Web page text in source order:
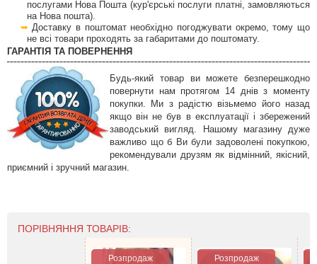
послугами Нова Пошта (кур'єрські послуги платні, замовляються
на Нова пошта).
Доставку в поштомат необхідно погоджувати окремо, тому що
не всі товари проходять за габаритами до поштомату.
ГАРАНТІЯ ТА ПОВЕРНЕННЯ
Будь-який товар ви можете безперешкодно
повернути нам протягом 14 днів з моменту
покупки. Ми з радістю візьмемо його назад
якщо він не був в експлуатації і збережений
заводський вигляд. Нашому магазину дуже
важливо що б Ви були задоволені покупкою,
рекомендували друзям як відмінний, якісний,
приємний і зручний магазин.
ПОРІВНЯННЯ ТОВАРІВ:
Розпродаж Розпродаж